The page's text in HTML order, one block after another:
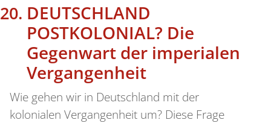
DEUTSCHLAND
POSTKOLONIAL? Die
Gegenwart der imperialen
Vergangenheit
Wie gehen wir in Deutschland mit der
kolonialen Vergangenheit um? Diese Frage